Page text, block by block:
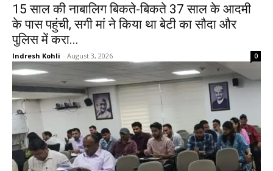
15 साल की नाबालिग बिकते-बिकते 37 साल के आदमी
के पास पहुंची, सगी मां ने किया था बेटी का सौदा और
पुलिस में करा...
Indresh Kohli - August 3, 2026 0